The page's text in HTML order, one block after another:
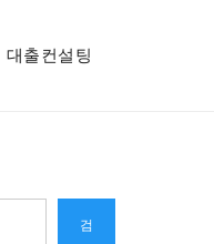
대출컨설팅
검